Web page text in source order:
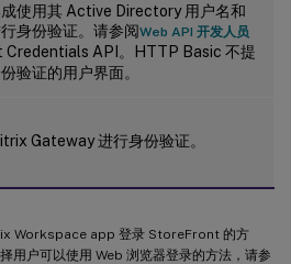
使用其 Active Directory 用户名和
身份验证。请参阅Web API 开发人员
Credentials API。HTTP Basic 不提
验证的用户界面。
Gateway 进行身份验证。
Workspace app 登录 StoreFront 的方
用户可以使用 Web 浏览器登录的方法，请参